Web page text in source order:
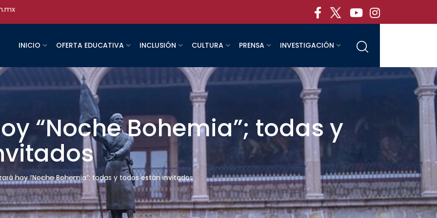
INICIO OFERTA EDUCATIVA INCLUSIÓN CULTURA PRENSA INVESTIGACIÓN
“Noche Bohemia”; todas y
hoy “Noche Bohemia”; todas y todos están invitados